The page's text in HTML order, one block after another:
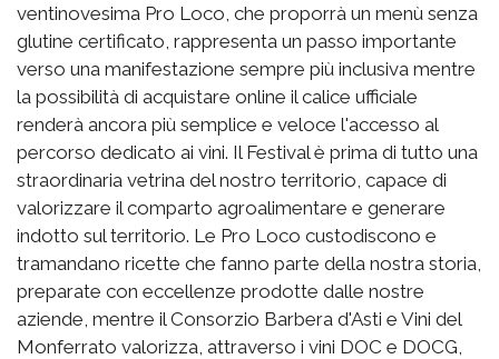
ventinovesima Pro Loco, che proporrà un menù senza
glutine certificato, rappresenta un passo importante
verso una manifestazione sempre più inclusiva mentre
la possibilità di acquistare online il calice ufficiale
renderà ancora più semplice e veloce l'accesso al
percorso dedicato ai vini. Il Festival è prima di tutto una
straordinaria vetrina del nostro territorio, capace di
valorizzare il comparto agroalimentare e generare
indotto sul territorio. Le Pro Loco custodiscono e
tramandano ricette che fanno parte della nostra storia,
preparate con eccellenze prodotte dalle nostre
aziende, mentre il Consorzio Barbera d'Asti e Vini del
Monferrato valorizza, attraverso i vini DOC e DOCG,